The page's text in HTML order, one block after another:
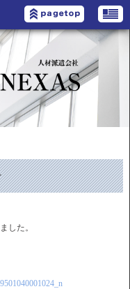
した。